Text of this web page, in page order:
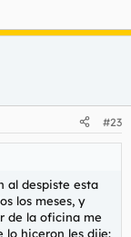
#23
al despiste esta
los meses, y
de la oficina me
lo hiceron les dije: